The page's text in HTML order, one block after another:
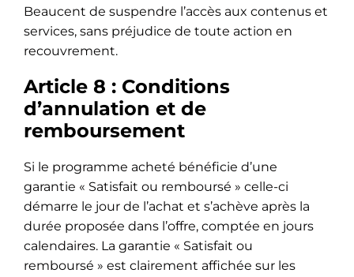
Beaucent de suspendre l’accès aux contenus et
services, sans préjudice de toute action en
recouvrement.
Article 8 : Conditions
d’annulation et de
remboursement
Si le programme acheté bénéficie d’une
garantie « Satisfait ou remboursé » celle-ci
démarre le jour de l’achat et s’achève après la
durée proposée dans l’offre, comptée en jours
calendaires. La garantie « Satisfait ou
remboursé » est clairement affichée sur les